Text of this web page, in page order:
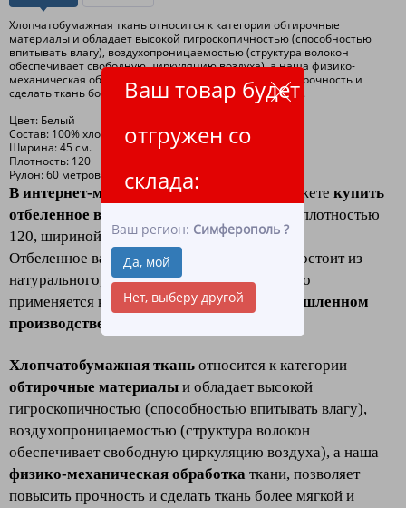
Ваш товар будет
отгружен со
склада:
Ваш регион: Симферополь ?
Да, мой
Нет, выберу другой
Хлопчатобумажная ткань относится к категории обтирочные
материалы и обладает высокой гигроскопичностью (способностью
впитывать влагу), воздухопроницаемостью (структура волокон
обеспечивает свободную циркуляцию воздуха), а наша физико-
механическая обработка ткани, позволяет повысить прочность и
сделать ткань более мягкой и улучшить внешний вид.
Цвет: Белый
Состав: 100% хлопок
Ширина: 45 см.
Плотность: 120
Рулон: 60 метров
В интернет-магазине «ЛидерТекс» вы можете купить
отбеленное вафельное полотно в рулоне
плотностью
120, шириной 45оптом и в розницу.
Отбеленное вафельное полотно в рулоне - состоит из
натурального, качественного хлопка, широко
применяется как в хозяйстве, так и в промышленном
производстве, клининге и HoReCa.
Хлопчатобумажная ткань относится к категории
обтирочные материалы и обладает высокой
гигроскопичностью (способностью впитывать влагу),
воздухопроницаемостью (структура волокон
обеспечивает свободную циркуляцию воздуха), а наша
физико-механическая обработка ткани, позволяет
повысить прочность и сделать ткань более мягкой и